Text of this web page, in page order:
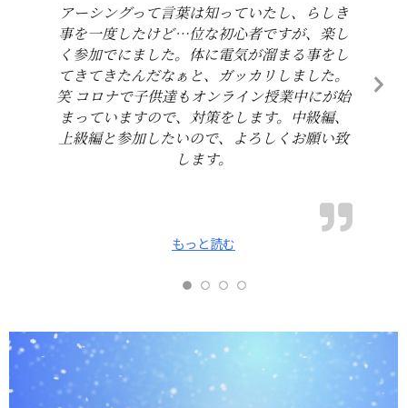
アーシングって言葉は知っていたし、らしき
事を一度したけど…位な初心者ですが、楽し
く参加でにました。体に電気が溜まる事をし
てきてきたんだなぁと、ガッカリしました。
笑 コロナで子供達もオンライン授業中にが始
まっていますので、対策をします。中級編、
上級編と参加したいので、よろしくお願い致
します。
もっと読む